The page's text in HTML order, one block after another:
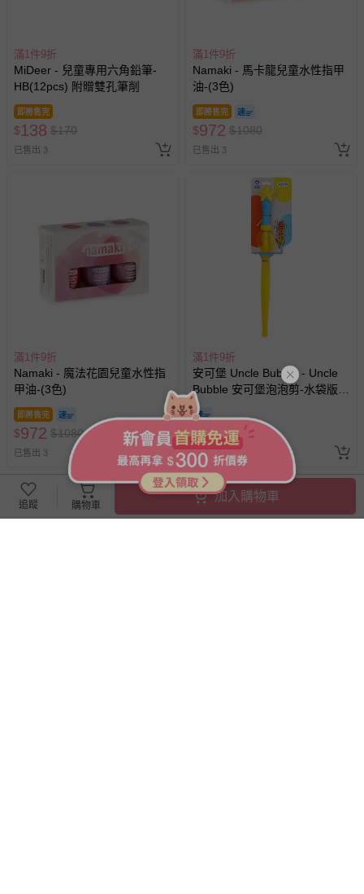
滿1件9折
MiDeer - 兒童專用六角鉛筆-
HB(12pcs) 附贈雙孔筆削
即將售完
$138 $170
已售出 3
滿1件9折
Namaki - 馬卡龍兒童水性指甲
油-(3色)
即將售完
$972 $1080
已售出 3
滿1件9折
Namaki - 魔法花園兒童水性指
甲油-(3色)
即將售完
$972 $1080
已售出 3
滿1件9折
安可堡 Uncle Bubble - Uncle
Bubble 安可堡泡泡剪-水袋版
(中)- GIANT 系列
$269 $349
已售出 34
追蹤 購物車
加入購物車